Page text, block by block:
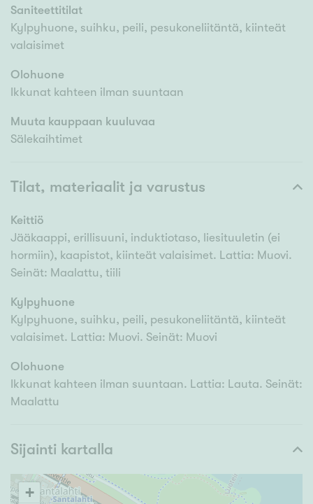
Saniteettitilat
Kylpyhuone, suihku, peili, pesukoneliitäntä, kiinteät
valaisimet
Olohuone
Ikkunat kahteen ilman suuntaan
Muuta kauppaan kuuluvaa
Sälekaihtimet
Tilat, materiaalit ja varustus
Keittiö
Jääkaappi, erillisuuni, induktiotaso, liesituuletin (ei
hormiin), kaapistot, kiinteät valaisimet. Lattia: Muovi.
Seinät: Maalattu, tiili
Kylpyhuone
Kylpyhuone, suihku, peili, pesukoneliitäntä, kiinteät
valaisimet. Lattia: Muovi. Seinät: Muovi
Olohuone
Ikkunat kahteen ilman suuntaan. Lattia: Lauta. Seinät:
Maalattu
Sijainti kartalla
+